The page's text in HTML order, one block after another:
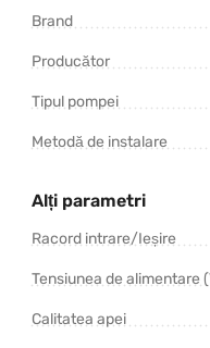
Brand
Producător
Tipul pompei
Metodă de instalare
Alți parametri
Racord intrare/Ieșire
Tensiunea de alimentare
Calitatea apei